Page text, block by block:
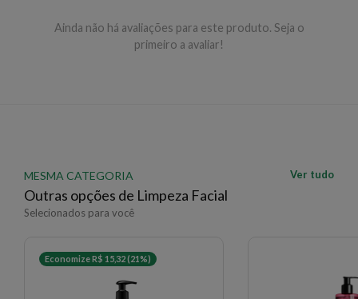
EAN: 7899706159333 - 661
Ainda não há avaliações para este produto. Seja o
primeiro a avaliar!
MESMA CATEGORIA
Outras opções de Limpeza Facial
Selecionados para você
Ver tudo
Economize R$ 15,32 (21%)